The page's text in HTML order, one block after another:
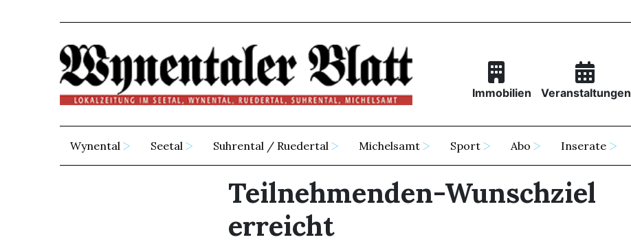
Immobilien Veranstaltungen
Wynental Seetal Suhrental / Ruedertal Michelsamt Sport Abo Inserate
Teilnehmenden-Wunschziel
erreicht